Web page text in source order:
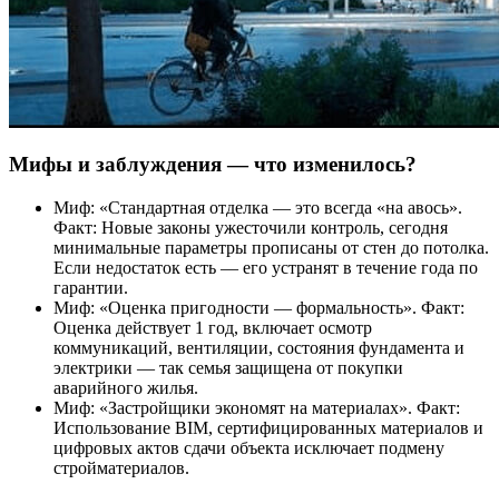
Мифы и заблуждения — что изменилось?
Миф: «Стандартная отделка — это всегда «на авось».
Факт: Новые законы ужесточили контроль, сегодня
минимальные параметры прописаны от стен до потолка.
Если недостаток есть — его устранят в течение года по
гарантии.
Миф: «Оценка пригодности — формальность». Факт:
Оценка действует 1 год, включает осмотр
коммуникаций, вентиляции, состояния фундамента и
электрики — так семья защищена от покупки
аварийного жилья.
Миф: «Застройщики экономят на материалах». Факт:
Использование BIM, сертифицированных материалов и
цифровых актов сдачи объекта исключает подмену
стройматериалов.